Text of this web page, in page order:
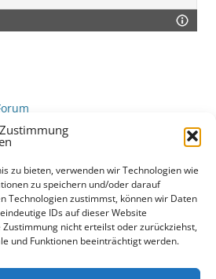
zu bieten, verwenden wir Technologien wie
zu speichern und/oder darauf
Technologien zustimmst, können wir Daten
IDs auf dieser Website
nicht erteilst oder zurückziehst,
und Funktionen beeinträchtigt werden.
geht online
Erfahrungen mit Teenagern,…
Tipps zu Alter, Auswahl und